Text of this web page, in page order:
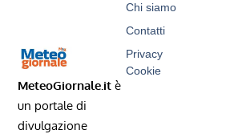
MeteoGiornale.it è
un portale di
divulgazione
Chi siamo
Contatti
Privacy
Cookie